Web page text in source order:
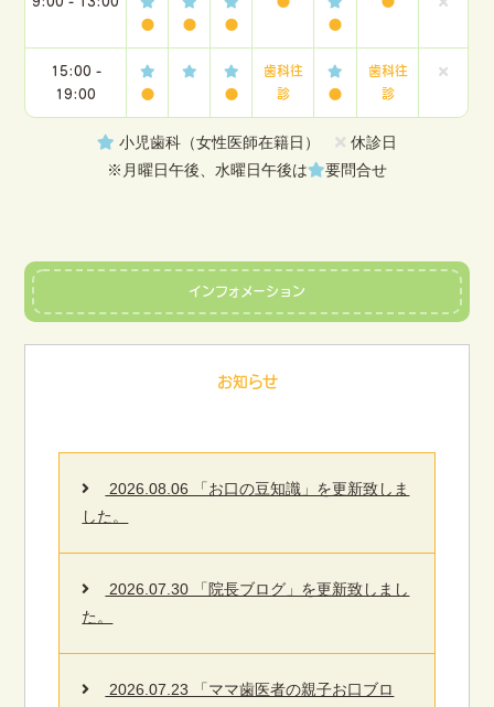
●
● ●
●
15:00 -
19:00
● ●
歯科往
診
●
歯科往
診
小児歯科（女性医師在籍日）
休診日
※月曜日午後、水曜日午後は
要問合せ
インフォメーション
お知らせ
2026.08.06 「お口の豆知識」を更新致しま
した。
2026.07.30 「院長ブログ」を更新致しまし
た。
2026.07.23 「ママ歯医者の親子お口ブロ